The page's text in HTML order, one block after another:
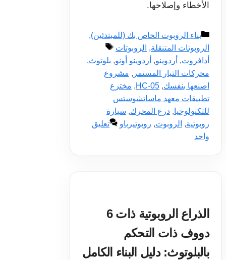
الأخطاء وإصلاحها.
التصنيفات
بناء الروبوت الخاص بك (للمبتدئين),
الروبوتات المتنقلة, الروبوتات
الوسوم
أدافروت, أردوينو, أردوينو أونو, بلوتوث,
محركات التيار المستمر , مشروع
اصنعها بنفسك,
HC-05
, مخترع
تطبيقات معهد ماساتشوستس
للتكنولوجيا, درع المحرك, سيارة
روبوتية, الروبوت, روبوتيرباو
تعليق
واحد
الذراع الروبوتية ذات 6
دووف ذات التحكم
بالبلوتوث: دليل البناء الكامل